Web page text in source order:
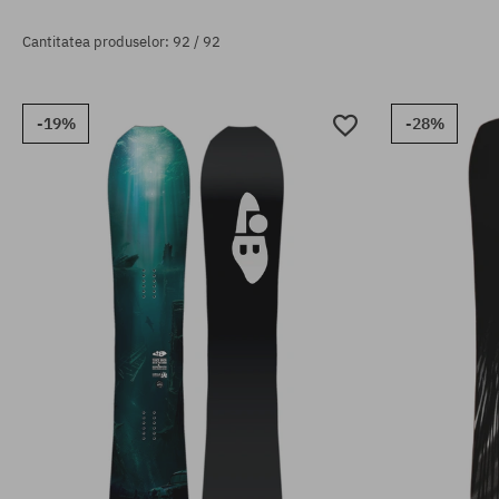
Cantitatea produselor: 92 / 92
-19% -28%